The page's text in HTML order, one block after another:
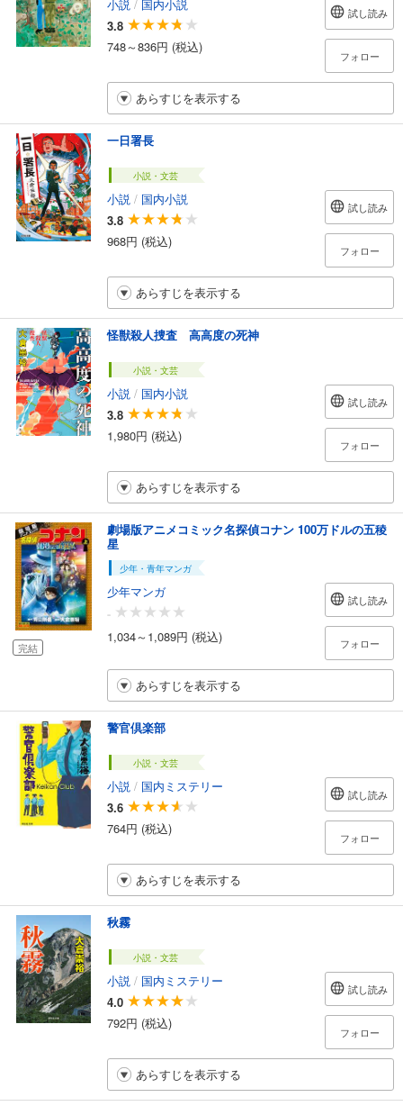
小説 / 国内小説
3.8
748～836円 (税込)
試し読み
フォロー
あらすじを表示する
一日署長
小説・文芸
小説 / 国内小説
3.8
968円 (税込)
試し読み
フォロー
あらすじを表示する
怪獣殺人捜査 高高度の死神
小説・文芸
小説 / 国内小説
3.8
1,980円 (税込)
試し読み
フォロー
あらすじを表示する
完結
劇場版アニメコミック名探偵コナン 100万ドルの五稜
星
少年・青年マンガ
少年マンガ
-
1,034～1,089円 (税込)
試し読み
フォロー
あらすじを表示する
警官倶楽部
小説・文芸
小説 / 国内ミステリー
3.6
764円 (税込)
試し読み
フォロー
あらすじを表示する
秋霧
小説・文芸
小説 / 国内ミステリー
4.0
792円 (税込)
試し読み
フォロー
あらすじを表示する